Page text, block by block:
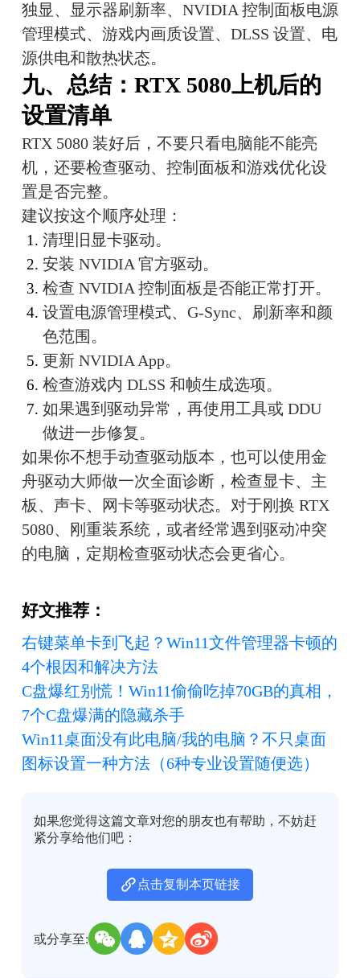
独显、显示器刷新率、NVIDIA 控制面板电源
管理模式、游戏内画质设置、DLSS 设置、电
源供电和散热状态。
九、总结：RTX 5080上机后的
设置清单
RTX 5080 装好后，不要只看电脑能不能亮
机，还要检查驱动、控制面板和游戏优化设
置是否完整。
建议按这个顺序处理：
清理旧显卡驱动。
安装 NVIDIA 官方驱动。
检查 NVIDIA 控制面板是否能正常打开。
设置电源管理模式、G-Sync、刷新率和颜
色范围。
更新 NVIDIA App。
检查游戏内 DLSS 和帧生成选项。
如果遇到驱动异常，再使用工具或 DDU
做进一步修复。
如果你不想手动查驱动版本，也可以使用金
舟驱动大师做一次全面诊断，检查显卡、主
板、声卡、网卡等驱动状态。对于刚换 RTX
5080、刚重装系统，或者经常遇到驱动冲突
的电脑，定期检查驱动状态会更省心。
好文推荐：
右键菜单卡到飞起？Win11文件管理器卡顿的
4个根因和解决方法
C盘爆红别慌！Win11偷偷吃掉70GB的真相，
7个C盘爆满的隐藏杀手
Win11桌面没有此电脑/我的电脑？不只桌面
图标设置一种方法（6种专业设置随便选）
如果您觉得这篇文章对您的朋友也有帮助，不妨赶
紧分享给他们吧：
点击复制本页链接
或分享至: